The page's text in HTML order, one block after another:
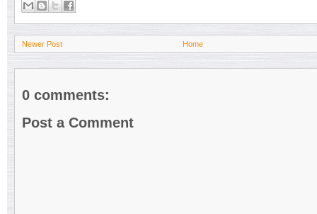
Newer Post Home
0 comments:
Post a Comment